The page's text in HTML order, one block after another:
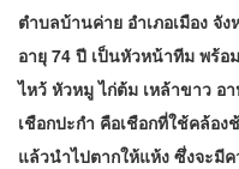
ตำบลบ้านค่าย อำเภอเมือง
อายุ 74 ปี เป็นหัวหน้าทีม พร้อ
ไหว้ หัวหมู ไก่ต้ม เหล้าขาว อ
เชือกปะกำ คือเชือกที่ใช้คล้อง
แล้วนำไปตากให้แห้ง ซึ่งจะมี